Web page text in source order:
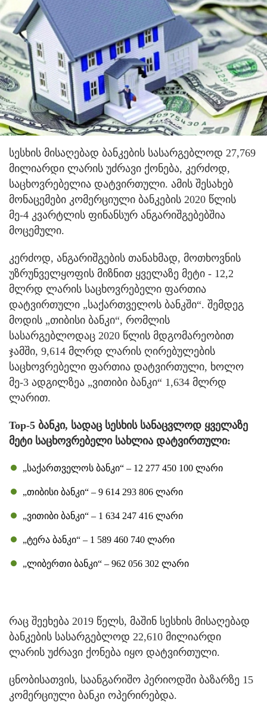
სესხის მისაღებად ბანკების სასარგებლოდ 27,769
მილიარდი ლარის უძრავი ქონება, კერძოდ,
საცხოვრებელია დატვირთული. ამის შესახებ
მონაცემები კომერციული ბანკების 2020 წლის
მე-4 კვარტლის ფინანსურ ანგარიშგებებშია
მოცემული.
კერძოდ, ანგარიშგების თანახმად, მოთხოვნის
უზრუნველყოფის მიზნით ყველაზე მეტი - 12,2
მლრდ ლარის საცხოვრებელი ფართია
დატვირთული „საქართველოს ბანკში“. შემდეგ
მოდის „თიბისი ბანკი“, რომლის
სასარგებლოდაც 2020 წლის მდგომარეობით
ჯამში, 9,614 მლრდ ლარის ღირებულების
საცხოვრებელი ფართია დატვირთული, ხოლო
მე-3 ადგილზეა „ვითიბი ბანკი“ 1,634 მლრდ
ლარით.
Top-5 ბანკი, სადაც სესხის სანაცვლოდ ყველაზე
მეტი საცხოვრებელი სახლია დატვირთული:
„საქართველოს ბანკი“ – 12 277 450 100 ლარი
„თიბისი ბანკი“ – 9 614 293 806 ლარი
„ვითიბი ბანკი“ – 1 634 247 416 ლარი
„ტერა ბანკი“ – 1 589 460 740 ლარი
„ლიბერთი ბანკი“ – 962 056 302 ლარი
რაც შეეხება 2019 წელს, მაშინ სესხის მისაღებად
ბანკების სასარგებლოდ 22,610 მილიარდი
ლარის უძრავი ქონება იყო დატვირთული.
ცნობისათვის, საანგარიშო პერიოდში ბაზარზე 15
კომერციული ბანკი ოპერირებდა.